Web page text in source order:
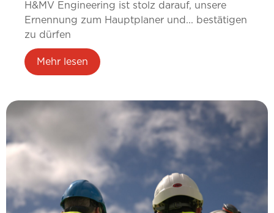
H&MV Engineering ist stolz darauf, unsere
Ernennung zum Hauptplaner und... bestätigen
zu dürfen
Mehr lesen